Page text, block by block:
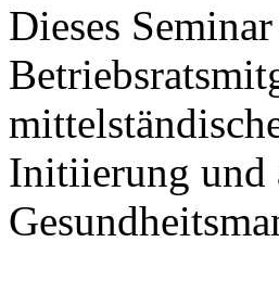
Dieses
Initiierung und